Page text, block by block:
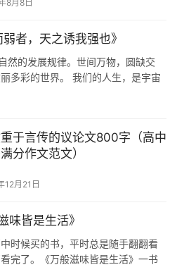
8月8日
者，天之诱我强也》
然的发展规律。世间万物，圆缺交
多彩的世界。 我们的人生，是宇宙
于言传的议论文800字（高中
分作文范文）
12月21日
味皆是生活》
时候买的书，平时总是随手翻翻看
完了。《万般滋味皆是生活》一书